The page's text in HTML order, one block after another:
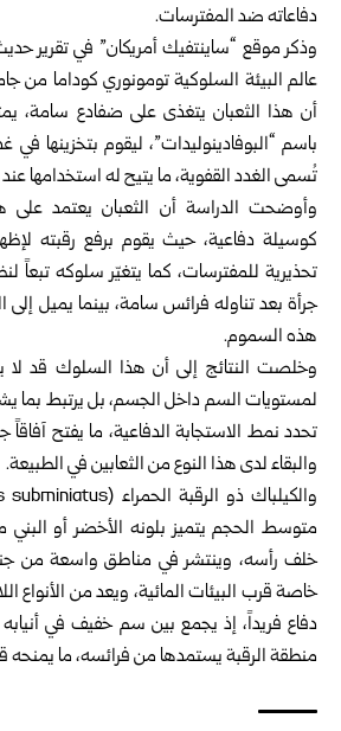
دفاعاته ضد المفترسات.
وذكر موقع “ساينتفيك أمريكان” في تقرير
عالم البيئة السلوكية تومونوري كوداما من
أن هذا الثعبان يتغذى على ضفادع سامة،
باسم “البوفادينوليدات”، ليقوم بتخزينها
تُسمى الغدد القفوية، ما يتيح له استخدامها
وأوضحت الدراسة أن الثعبان يعتمد على
كوسيلة دفاعية، حيث يقوم برفع رقبته
تحذيرية للمفترسات، كما يتغيّر سلوكه تبعاً
جرأة بعد تناوله فرائس سامة، بينما يميل
هذه السموم.
وخلصت النتائج إلى أن هذا السلوك قد لا
لمستويات السم داخل الجسم، بل يرتبط بما
تحدد نمط الاستجابة الدفاعية، ما يفتح آفاقاً
والبقاء لدى هذا النوع من الثعابين في الطبيعة.
متوسط الحجم يتميز بلونه الأخضر أو البني
خلف رأسه، وينتشر في مناطق واسعة من
خاصة قرب البيئات المائية، ويعد من الأنواع
دفاع فريداً، إذ يجمع بين سم خفيف في
منطقة الرقبة يستمدها من فرائسه، ما يمنحه